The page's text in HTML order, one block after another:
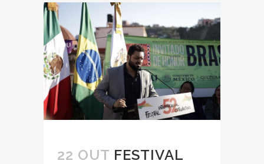
22 OUT FESTIVAL